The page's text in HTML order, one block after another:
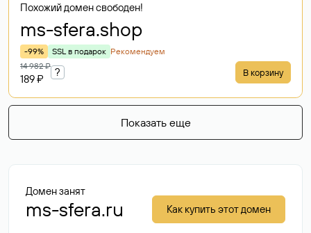
Похожий домен свободен!
ms-sfera.shop
-99% SSL в подарок Рекомендуем
14 982 ₽
189 ₽
? В корзину
Показать еще
Домен занят
ms-sfera.ru Как купить этот домен